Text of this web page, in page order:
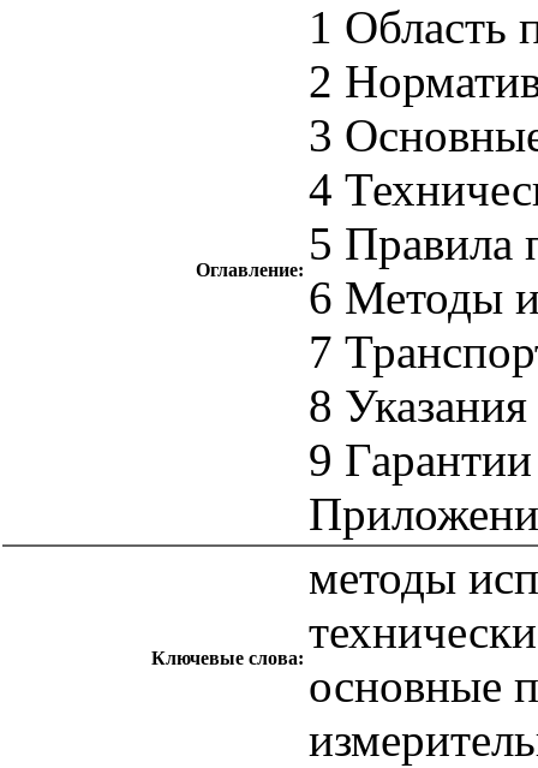
Оглавление:
1 Область
2
3
4
5 Правила
6 Методы
7
8
9 Гарантии
Ключевые слова:
методы
основные